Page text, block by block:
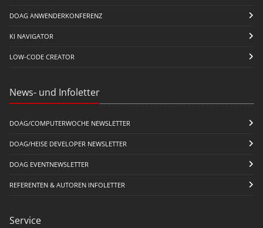
DOAG ANWENDERKONFERENZ
KI NAVIGATOR
LOW-CODE CREATOR
News- und Infoletter
DOAG/COMPUTERWOCHE NEWSLETTER
DOAG/HEISE DEVELOPER NEWSLETTER
DOAG EVENTNEWSLETTER
REFERENTEN & AUTOREN INFOLETTER
Service